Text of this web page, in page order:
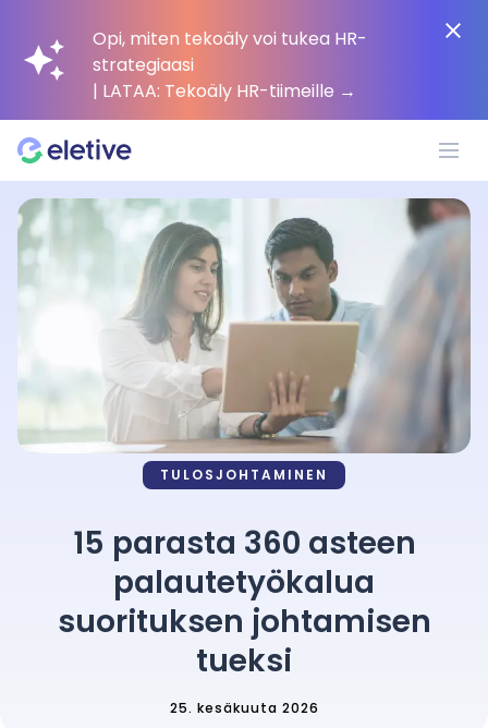
Opi, miten tekoäly voi tukea HR-
strategiaasi
| LATAA: Tekoäly HR-tiimeille →
Alusta
Miksi Eletive?
Asiakkaat
Resurssit
: Finnish
Ota yhteyttä myyntiin
TULOSJOHTAMINEN
15 parasta 360 asteen
palautetyökalua
suorituksen johtamisen
tueksi
25. kesäkuuta 2026